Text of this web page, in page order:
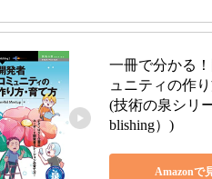
一冊で分かる
ュニティの作
(技術の泉シリ
blishing）)
Amazonで